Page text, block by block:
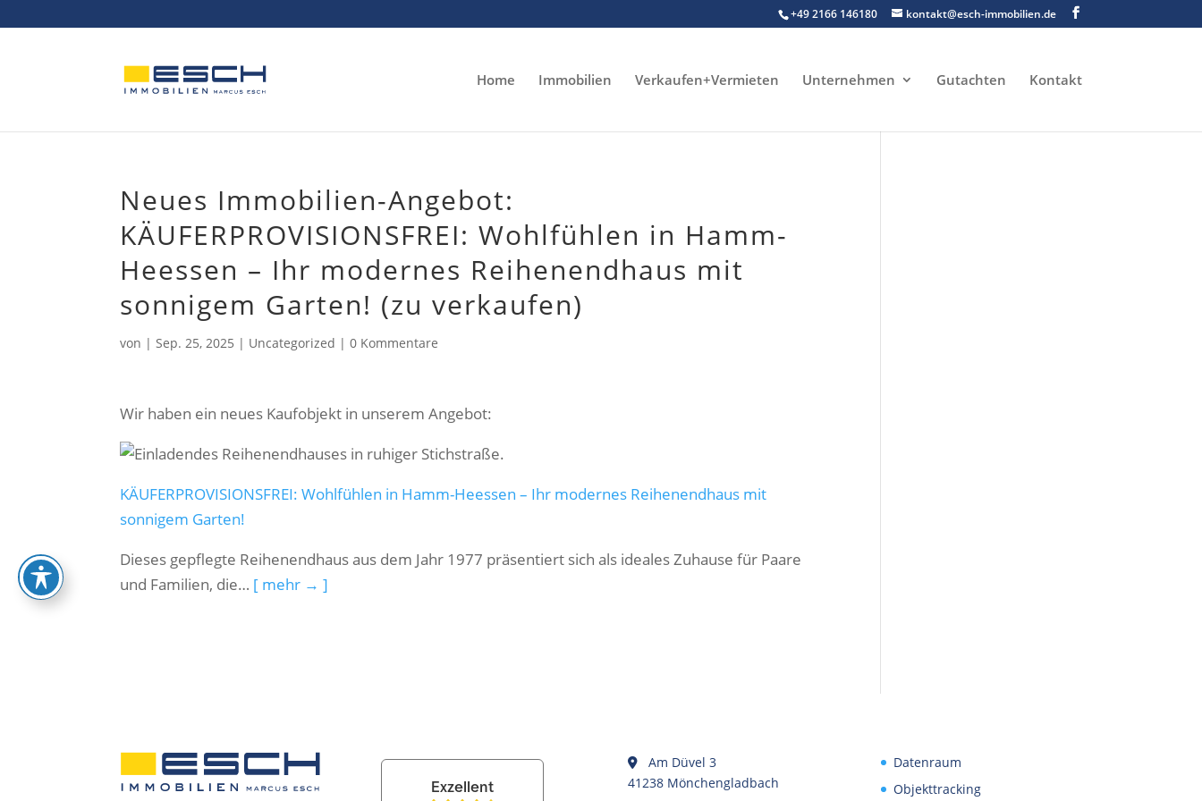
to
+49 2166 146180 kontakt@esch-immobilien.de
Home Immobilien Verkaufen+Vermieten Unternehmen Gutachten Kontakt
Neues Immobilien-Angebot:
KÄUFERPROVISIONSFREI: Wohlfühlen in Hamm-
Heessen – Ihr modernes Reihenendhaus mit
sonnigem Garten! (zu verkaufen)
von |Sep. 25, 2025 | Uncategorized |0 Kommentare
Wir haben ein neues Kaufobjekt in unserem Angebot:
KÄUFERPROVISIONSFREI: Wohlfühlen in Hamm-Heessen – Ihr modernes Reihenendhaus mit
sonnigem Garten!
Dieses gepflegte Reihenendhaus aus dem Jahr 1977 präsentiert sich als ideales Zuhause für Paare
und Familien, die… [ mehr → ]
Am Düvel 3
41238 Mönchengladbach
Datenraum
Objekttracking